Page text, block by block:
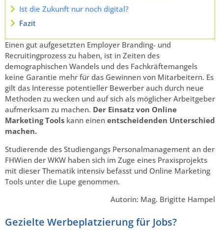
Ist die Zukunft nur noch digital?
Fazit
Einen gut aufgesetzten Employer Branding- und
Recruitingprozess zu haben, ist in Zeiten des
demographischen Wandels und des Fachkräftemangels
keine Garantie mehr für das Gewinnen von Mitarbeitern. Es
gilt das Interesse potentieller Bewerber auch durch neue
Methoden zu wecken und auf sich als möglicher Arbeitgeber
aufmerksam zu machen. Der Einsatz von Online
Marketing Tools kann einen entscheidenden Unterschied
machen.
Studierende des Studiengangs Personalmanagement an der
FHWien der WKW haben sich im Zuge eines Praxisprojekts
mit dieser Thematik intensiv befasst und Online Marketing
Tools unter die Lupe genommen.
Autorin: Mag. Brigitte Hampel
Gezielte Werbeplatzierung für Jobs?